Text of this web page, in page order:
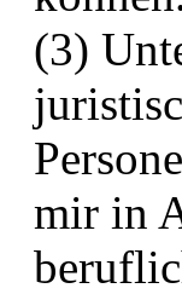
(3)
mir in